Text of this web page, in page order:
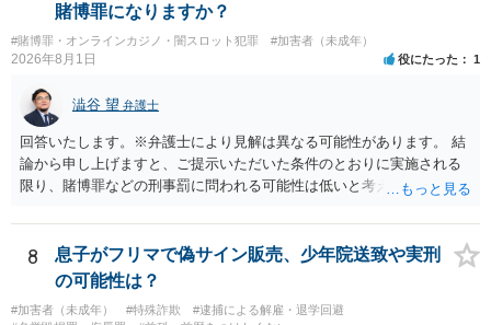
賭博罪になりますか？
#賭博罪・オンラインカジノ・闇スロット犯罪 #加害者（未成年）
2026年8月1日 役にたった 1
澁谷 望 弁護士
回答いたします。※弁護士により見解は異なる可能性があります。 結
論から申し上げますと、ご提示いただいた条件のとおりに実施される
限り、賭博罪などの刑事罰に問われる可能性は低いと考えられます
答】 賭博罪は、参加者が互いに財物を賭けてその得喪を争う場合に成
立します。 質問者様がご自身のポケットマネーから懸賞として賞金を
出し、参加者からの参加費が全額会場レンタル費用に充てられて賞金
原資と完全に分離されている場合、参加者が自らの財物を失うリスク
が存在しないため賭博罪には該当しないとする見解が一般的です。ま
8
息子がフリマで偽サイン販売、少年院送致や実刑
の可能性は？
#加害者（未成年） #特殊詐欺
#逮捕による解雇・退学回避